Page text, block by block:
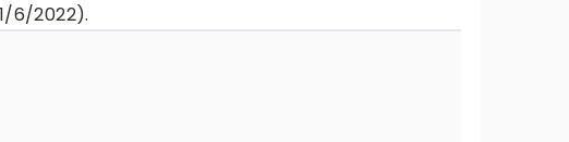
6/2022).